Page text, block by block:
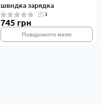
швидка зарядка
3
745 грн
Повідомити мене